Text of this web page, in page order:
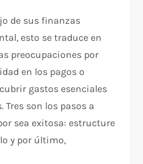
de sus finanzas
esto se traduce en
preocupaciones por
en los pagos o
gastos esenciales
Tres son los pasos a
sea exitosa: estructure
y por último,